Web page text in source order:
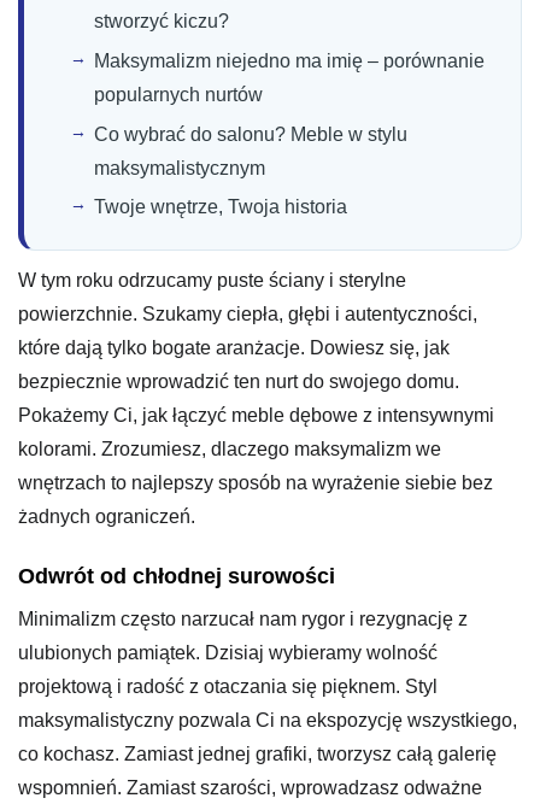
stworzyć kiczu?
Maksymalizm niejedno ma imię – porównanie
popularnych nurtów
Co wybrać do salonu? Meble w stylu
maksymalistycznym
Twoje wnętrze, Twoja historia
W tym roku odrzucamy puste ściany i sterylne
powierzchnie. Szukamy ciepła, głębi i autentyczności,
które dają tylko bogate aranżacje. Dowiesz się, jak
bezpiecznie wprowadzić ten nurt do swojego domu.
Pokażemy Ci, jak łączyć meble dębowe z intensywnymi
kolorami. Zrozumiesz, dlaczego maksymalizm we
wnętrzach to najlepszy sposób na wyrażenie siebie bez
żadnych ograniczeń.
Odwrót od chłodnej surowości
Minimalizm często narzucał nam rygor i rezygnację z
ulubionych pamiątek. Dzisiaj wybieramy wolność
projektową i radość z otaczania się pięknem. Styl
maksymalistyczny pozwala Ci na ekspozycję wszystkiego,
co kochasz. Zamiast jednej grafiki, tworzysz całą galerię
wspomnień. Zamiast szarości, wprowadzasz odważne